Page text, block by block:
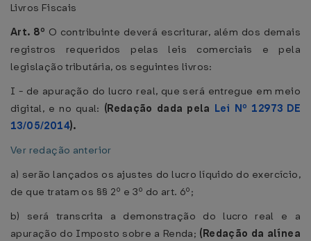
Livros Fiscais
Art. 8º O contribuinte deverá escriturar, além dos demais
registros requeridos pelas leis comerciais e pela
legislação tributária, os seguintes livros:
I - de apuração do lucro real, que será entregue em meio
digital, e no qual: (Redação dada pela Lei Nº 12973 DE
13/05/2014).
Ver redação anterior
a) serão lançados os ajustes do lucro líquido do exercício,
de que tratam os §§ 2º e 3º do art. 6º;
b) será transcrita a demonstração do lucro real e a
apuração do Imposto sobre a Renda; (Redação da alínea